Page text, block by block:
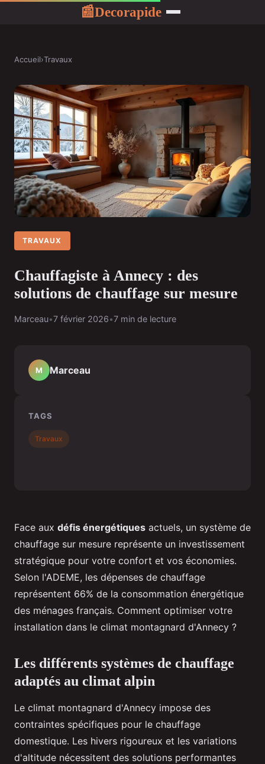
📰Decorapide
Accueil›Travaux
TRAVAUX
Chauffagiste à Annecy : des
solutions de chauffage sur mesure
Marceau•7 février 2026•7 min de lecture
Face aux défis énergétiques actuels, un système de
chauffage sur mesure représente un investissement
stratégique pour votre confort et vos économies.
Selon l'ADEME, les dépenses de chauffage
représentent 66% de la consommation énergétique
des ménages français. Comment optimiser votre
installation dans le climat montagnard d'Annecy ?
Les différents systèmes de chauffage
adaptés au climat alpin
Le climat montagnard d'Annecy impose des
contraintes spécifiques pour le chauffage
domestique. Les hivers rigoureux et les variations
d'altitude nécessitent des solutions performantes
M Marceau
TAGS
Travaux